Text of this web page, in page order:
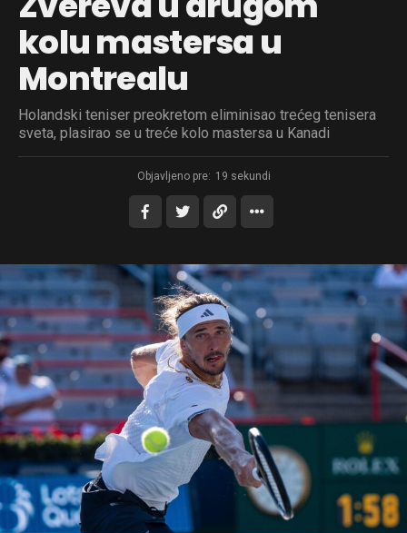
kolu mastersa u
Montrealu
Holandski teniser preokretom eliminisao trećeg tenisera
sveta, plasirao se u treće kolo mastersa u Kanadi
Objavljeno pre: 19 sekundi